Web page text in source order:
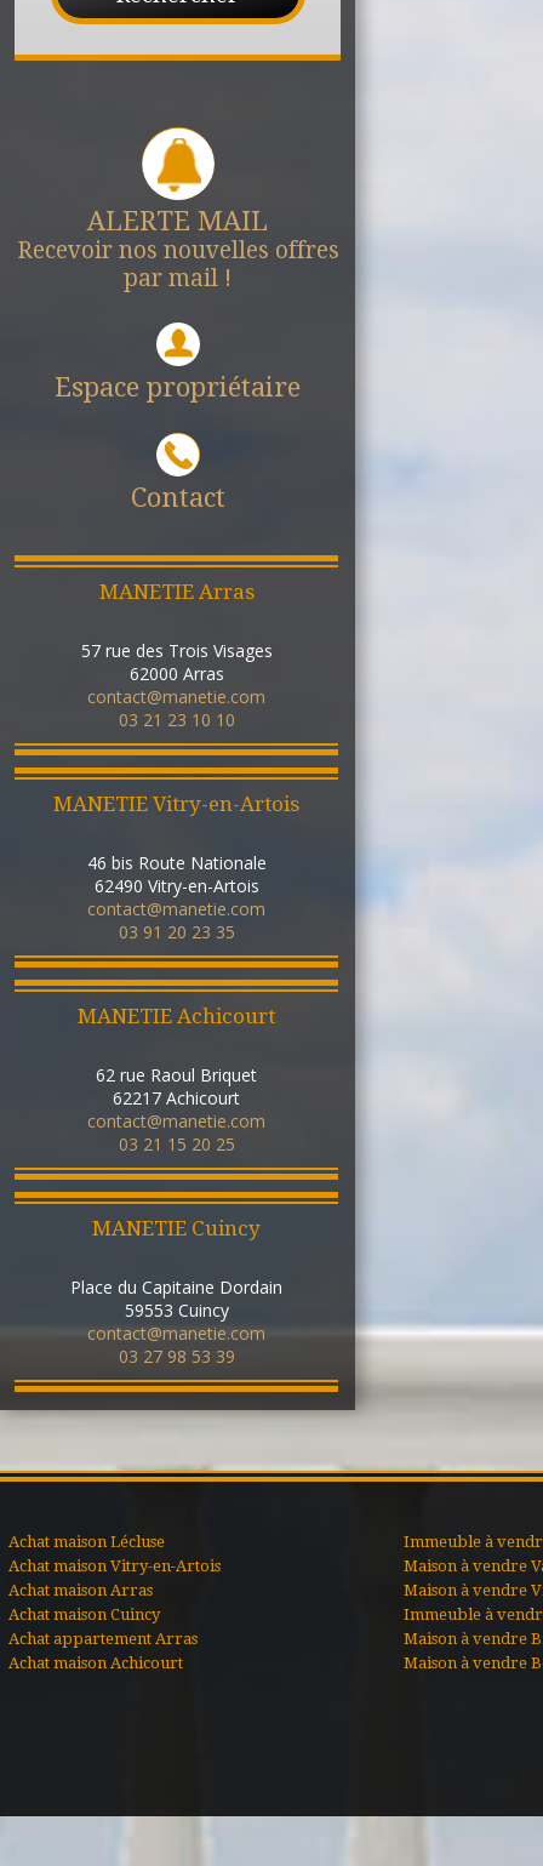
ALERTE MAIL
Recevoir nos nouvelles offres
par mail !
Espace propriétaire
Contact
MANETIE Arras
57 rue des Trois Visages
62000 Arras
contact@manetie.com
03 21 23 10 10
MANETIE Vitry-en-Artois
46 bis Route Nationale
62490 Vitry-en-Artois
contact@manetie.com
03 91 20 23 35
MANETIE Achicourt
62 rue Raoul Briquet
62217 Achicourt
contact@manetie.com
03 21 15 20 25
MANETIE Cuincy
Place du Capitaine Dordain
59553 Cuincy
contact@manetie.com
03 27 98 53 39
Achat maison Lécluse
Achat maison Vitry-en-Artois
Achat maison Arras
Achat maison Cuincy
Achat appartement Arras
Achat maison Achicourt
Immeuble à
Maison à vendre
Maison à vendre
Immeuble à
Maison à vendre
Maison à vendre